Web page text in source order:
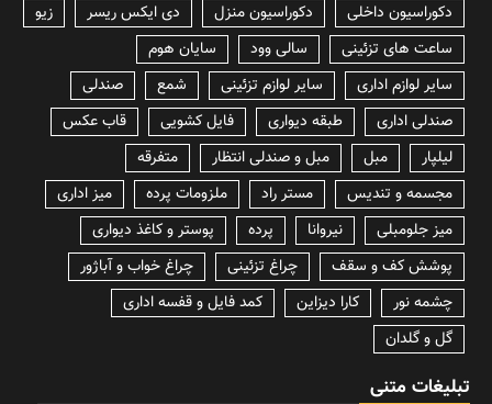
دکوراسیون داخلی
دکوراسیون منزل دی ایکس ریسر
زیو
ساعت های تزئینی
سالی وود
سایان هوم
سایر لوازم اداری
سایر لوازم تزئینی شمع
صندلی
صندلی اداری
طبقه دیواری فایل کشویی
قاب عکس
لیلپار
مبل مبل و صندلی انتظار
متفرقه
مجسمه و تندیس
مستر راد ملزومات پرده
میز اداری
میز جلومبلی
نیروانا پرده
پوستر و کاغذ دیواری
پوشش کف و سقف
چراغ تزئینی
چراغ خواب و آباژور
چشمه نور
کارا دیزاین
کمد فایل و قفسه اداری
گل و گلدان
تبلیغات متنی